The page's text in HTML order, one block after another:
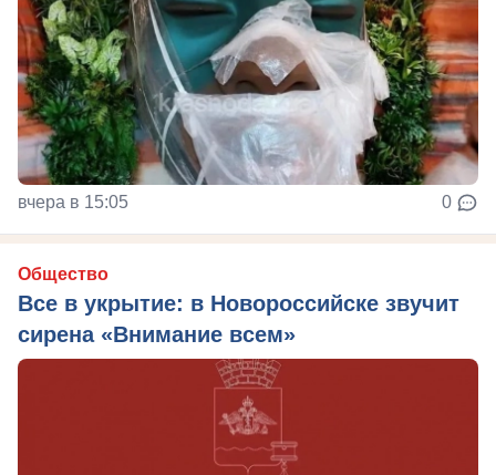
вчера в 15:05 0
Общество
Все в укрытие: в Новороссийске звучит
сирена «Внимание всем»